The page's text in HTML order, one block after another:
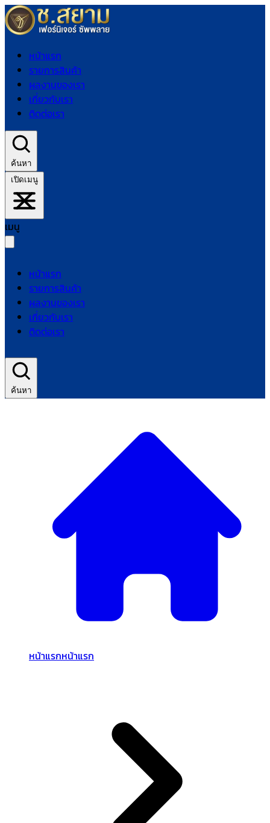
หน้าแรก
รายการสินค้า
ผลงานของเรา
เกี่ยวกับเรา
ติดต่อเรา
ค้นหา
เปิดเมนู
เมนู
หน้าแรก
รายการสินค้า
ผลงานของเรา
เกี่ยวกับเรา
ติดต่อเรา
ค้นหา
หน้าแรกหน้าแรก